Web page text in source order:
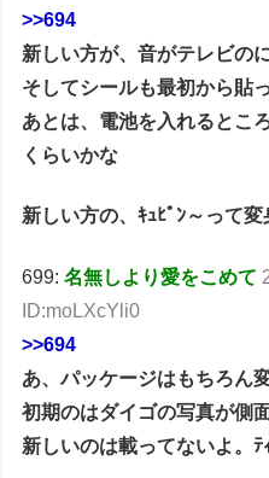
>>694
新しい方が、音がテレビの
そしてシールも最初から貼
あとは、電池を入れるとこ
くらいかな
新しい方の、ｷｭﾋﾟﾝ～って
699:名無しより愛をこめて
ID:moLXcYli0
>>694
あ、パッケージはもちろん
初期のはダイゴの写真が側
新しいのは載ってないよ。ﾃｨ